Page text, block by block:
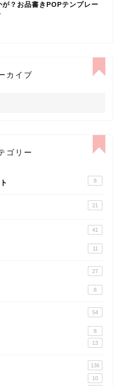
が？お品書きPOPテンプレー
カイブ
ゴリー
8
21
41
11
27
8
54
8
13
136
10